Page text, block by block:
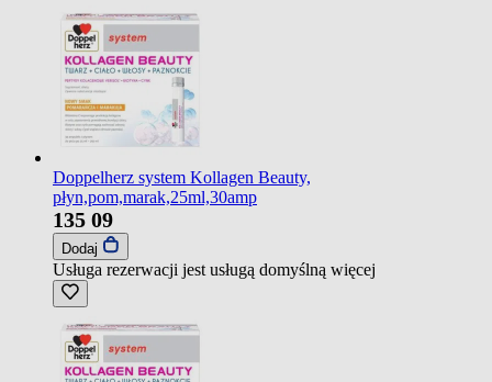
Doppelherz system Kollagen Beauty,
płyn,pom,marak,25ml,30amp
135 09
Dodaj
Usługa rezerwacji jest usługą domyślną więcej